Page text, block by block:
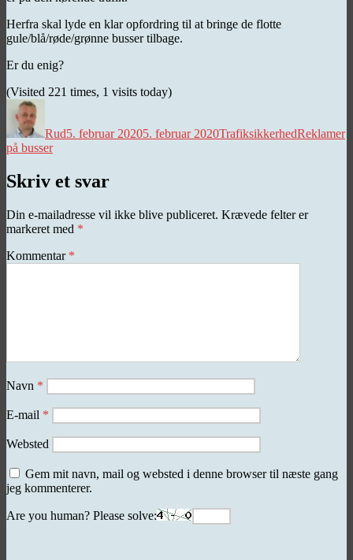
Herfra skal lyde en klar opfordring til at bringe de flotte
gule/blå/røde/grønne busser tilbage.
Er du enig?
(Visited 221 times, 1 visits today)
Rud5. februar 20205. februar 2020TrafiksikkerhedReklamer
på busser
Skriv et svar
Din e-mailadresse vil ikke blive publiceret. Krævede felter er
markeret med *
Kommentar *
Navn *
E-mail *
Websted
Gem mit navn, mail og websted i denne browser til næste gang
jeg kommenterer.
Are you human? Please solve: